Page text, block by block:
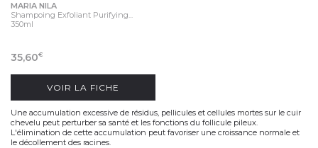
MARIA NILA
Shampoing Exfoliant Purifying...
350ml
35,60€
VOIR LA FICHE
Une accumulation excessive de résidus, pellicules et cellules mortes sur le cuir
chevelu peut perturber sa santé et les fonctions du follicule pileux.
L'élimination de cette accumulation peut favoriser une croissance normale et
le décollement des racines.